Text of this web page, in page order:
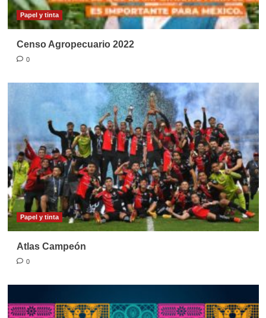
Papel y tinta
Censo Agropecuario 2022
0
Papel y tinta
Atlas Campeón
0